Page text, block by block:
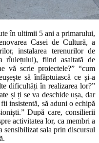
în ultimii 5 ani a primarului,
Casei de Cultură, a
instalarea terenurilor de
rîulețului), fiind asaltată de
vă scrie proiectele?” “cum
să înfăptuiască ce și-a
dificultăți în realizarea lor?”
și ți se va deschide ușa, dar
insistentă, să aduni o echipă
După care, consilierii
activitatea lor, ca membri a
sala prin discursul